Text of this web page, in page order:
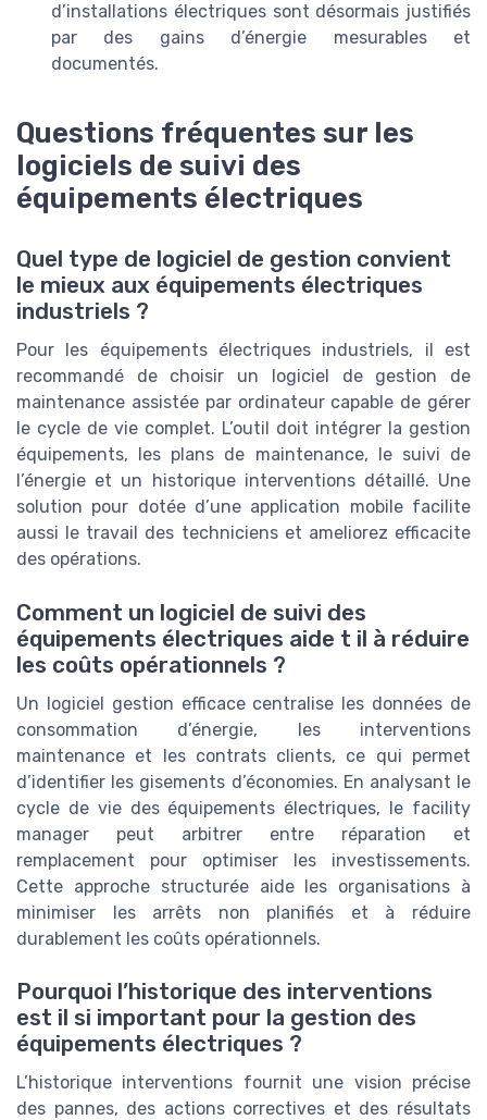
d’installations électriques sont désormais justifiés
par des gains d’énergie mesurables et
documentés.
Questions fréquentes sur les
logiciels de suivi des
équipements électriques
Quel type de logiciel de gestion convient
le mieux aux équipements électriques
industriels ?
Pour les équipements électriques industriels, il est
recommandé de choisir un logiciel de gestion de
maintenance assistée par ordinateur capable de gérer
le cycle de vie complet. L’outil doit intégrer la gestion
équipements, les plans de maintenance, le suivi de
l’énergie et un historique interventions détaillé. Une
solution pour dotée d’une application mobile facilite
aussi le travail des techniciens et ameliorez efficacite
des opérations.
Comment un logiciel de suivi des
équipements électriques aide t il à réduire
les coûts opérationnels ?
Un logiciel gestion efficace centralise les données de
consommation d’énergie, les interventions
maintenance et les contrats clients, ce qui permet
d’identifier les gisements d’économies. En analysant le
cycle de vie des équipements électriques, le facility
manager peut arbitrer entre réparation et
remplacement pour optimiser les investissements.
Cette approche structurée aide les organisations à
minimiser les arrêts non planifiés et à réduire
durablement les coûts opérationnels.
Pourquoi l’historique des interventions
est il si important pour la gestion des
équipements électriques ?
L’historique interventions fournit une vision précise
des pannes, des actions correctives et des résultats